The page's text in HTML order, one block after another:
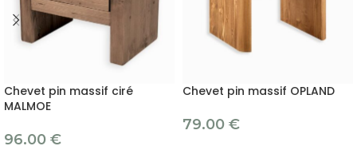
Chevet pin massif ciré
MALMOE
96.00 €
Chevet pin massif OPLAND
79.00 €